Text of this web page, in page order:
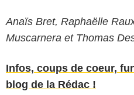
Anaïs Bret, Raphaëlle
Muscarnera et Thomas
Infos, coups de coeur,
blog de la Rédac !